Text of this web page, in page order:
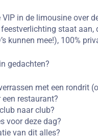
in de limousine over
staat
kunnen mee!), 100%
gedachten?
met een rondrit
een restaurant?
naar club?
voor deze dag?
van dit alles?